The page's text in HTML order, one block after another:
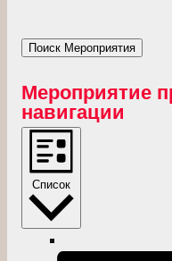
Поиск Мероприятия
Мероприятие
навигации
Список